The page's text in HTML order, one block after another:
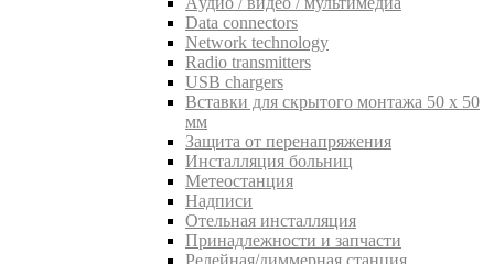
Data connectors
Network technology
Radio transmitters
USB chargers
Вставки для скрытого монтажа 50 x 50
мм
Защита от перенапряжения
Инсталляция больниц
Метеостанция
Надписи
Отельная инсталляция
Принадлежности и запчасти
Релейная/диммерная станция